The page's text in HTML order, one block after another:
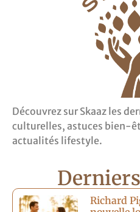
Découvrez sur Skaaz les
culturelles, astuces bien-
actualités lifestyle.
Richard